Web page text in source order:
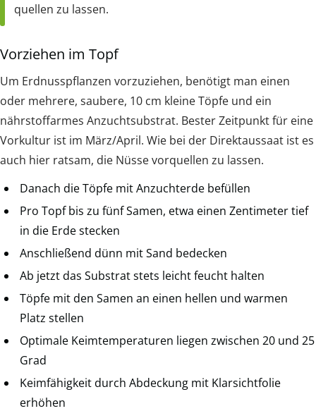
quellen zu lassen.
Vorziehen im Topf
Um Erdnusspflanzen vorzuziehen, benötigt man einen
oder mehrere, saubere, 10 cm kleine Töpfe und ein
nährstoffarmes Anzuchtsubstrat. Bester Zeitpunkt für eine
Vorkultur ist im März/April. Wie bei der Direktaussaat ist es
auch hier ratsam, die Nüsse vorquellen zu lassen.
Danach die Töpfe mit Anzuchterde befüllen
Pro Topf bis zu fünf Samen, etwa einen Zentimeter tief
in die Erde stecken
Anschließend dünn mit Sand bedecken
Ab jetzt das Substrat stets leicht feucht halten
Töpfe mit den Samen an einen hellen und warmen
Platz stellen
Optimale Keimtemperaturen liegen zwischen 20 und 25
Grad
Keimfähigkeit durch Abdeckung mit Klarsichtfolie
erhöhen